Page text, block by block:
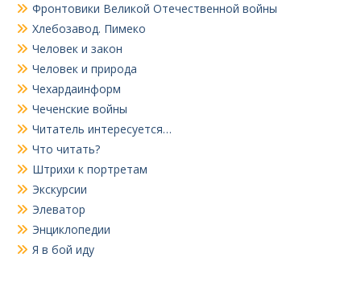
Фронтовики Великой Отечественной войны
Хлебозавод. Пимеко
Человек и закон
Человек и природа
Чехардаинформ
Чеченские войны
Читатель интересуется…
Что читать?
Штрихи к портретам
Экскурсии
Элеватор
Энциклопедии
Я в бой иду